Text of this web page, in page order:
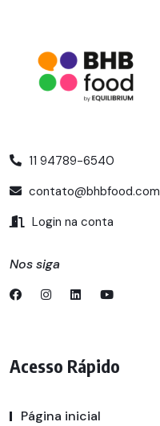
11 94789-6540
contato@bhbfood.com
Login na conta
Nos siga
Acesso Rápido
Página inicial